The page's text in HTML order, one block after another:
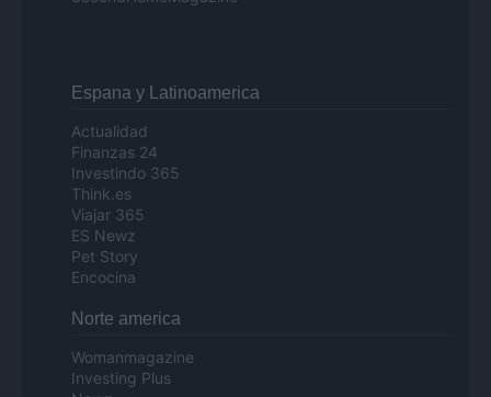
Espana y Latinoamerica
Actualidad
Finanzas 24
Investindo 365
Think.es
Viajar 365
ES Newz
Pet Story
Encocina
Norte america
Womanmagazine
Investing Plus